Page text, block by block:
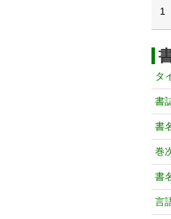
1
タ
書
書
巻
書
言